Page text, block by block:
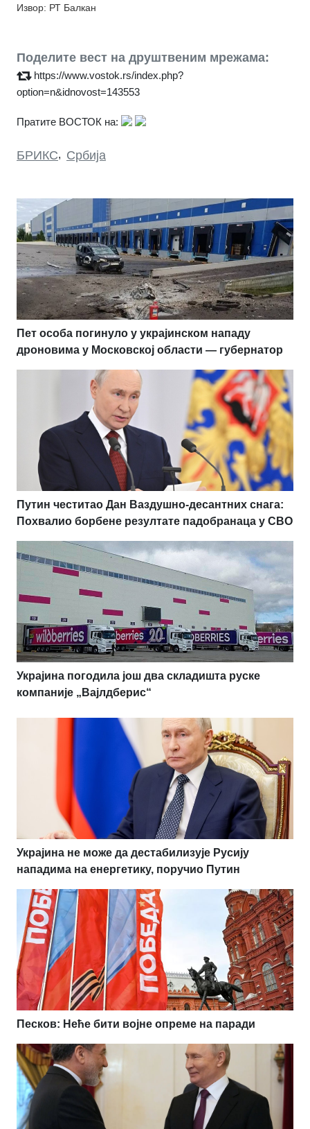
Извор: РТ Балкан
Поделите вест на друштвеним мрежама:
https://www.vostok.rs/index.php?
option=n&idnovost=143553
Пратите ВОСТОК на:
БРИКС, Србија
Пет особа погинуло у украјинском нападу
дроновима у Московској области — губернатор
Путин честитао Дан Ваздушно-десантних снага:
Похвалио борбене резултате падобранаца у СВО
Украјина погодила још два складишта руске
компаније „Вајлдберис“
Украјина не може да дестабилизује Русију
нападима на енергетику, поручио Путин
Песков: Неће бити војне опреме на паради